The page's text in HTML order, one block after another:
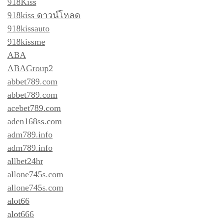
918kiss ดาวน์โหลด
918kissauto
918kissme
ABA
ABAGroup2
abbet789.com
abbet789.com
acebet789.com
aden168ss.com
adm789.info
adm789.info
allbet24hr
allone745s.com
allone745s.com
alot66
alot666